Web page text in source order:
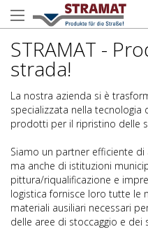
STRAMAT -
strada!
La nostra azienda si è
specializzata nella tecnologia
prodotti per il ripristino delle
Siamo un partner efficiente
ma anche di istituzioni
pittura/riqualificazione e
logistica fornisce loro tutte le
materiali ausiliari necessari
delle aree di stoccaggio e